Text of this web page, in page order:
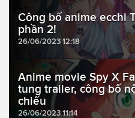
Công bố anime ecchi
phần 2!
26/06/2023 12:18
Anime movie Spy X
tung trailer, công bố
chiếu
26/06/2023 11:14